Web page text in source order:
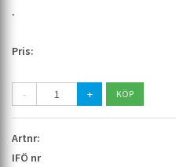
- +